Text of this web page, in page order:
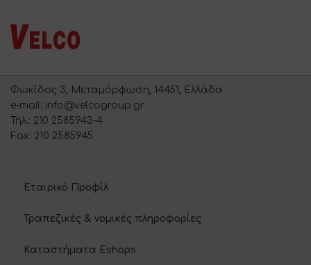
Φωκίδος 3, Μεταμόρφωση, 14451, Ελλάδα
e-mail: info@velcogroup.gr
Τηλ.: 210 2585943-4
Fax: 210 2585945
Εταιρικό Προφίλ
Τραπεζικές & νομικές πληροφορίες
Καταστήματα Eshops